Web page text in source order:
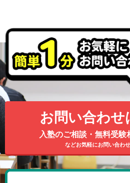
お問い合わせ
入塾のご相談・無料受験
などお気軽にお問い合わせ